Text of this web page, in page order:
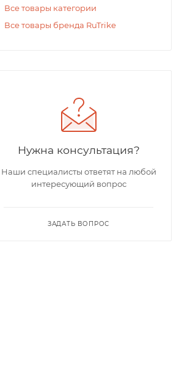
Все товары категории
Все товары бренда RuTrike
Нужна консультация?
Наши специалисты ответят на любой
интересующий вопрос
ЗАДАТЬ ВОПРОС